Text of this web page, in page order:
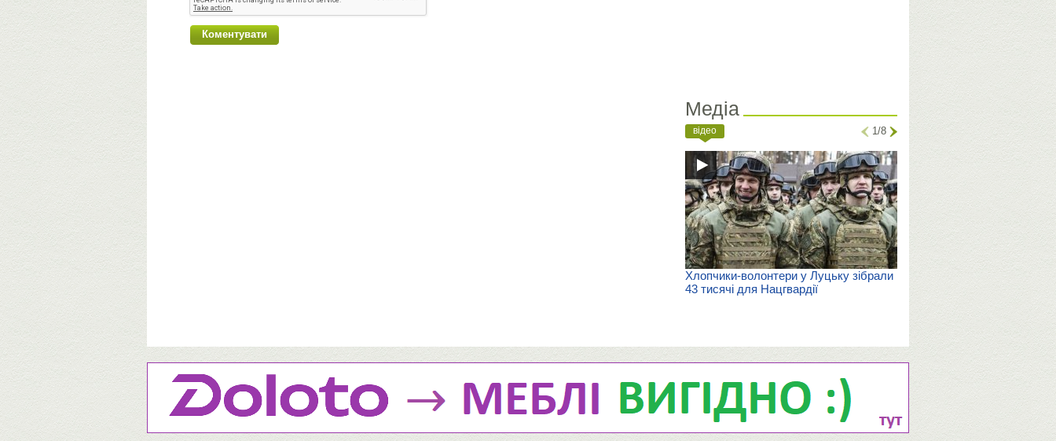
Медіа
відео 1/8
Хлопчики-волонтери у Луцьку зібрали
43 тисячі для Нацгвардії